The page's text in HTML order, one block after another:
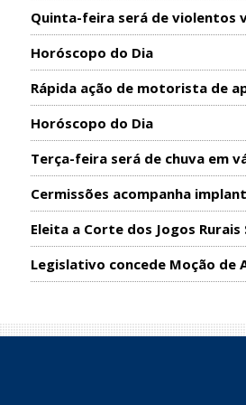
Quinta-feira será de violentos
Horóscopo do Dia
Rápida ação de motorista de
Horóscopo do Dia
Terça-feira será de chuva em
Cermissões acompanha
Eleita a Corte dos Jogos Rurais
Legislativo concede Moção de